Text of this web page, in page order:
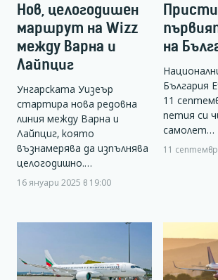
Нов, целогодишен
маршрут на Wizz
между Варна и
Лайпциг
Унгарската Уизеър
стартира нова редовна
линия между Варна и
Лайпциг, която
възнамерява да изпълнява
целогодишно.…
16 януари 2025 в 19:00
на
България
11
петия си
самолет…
11